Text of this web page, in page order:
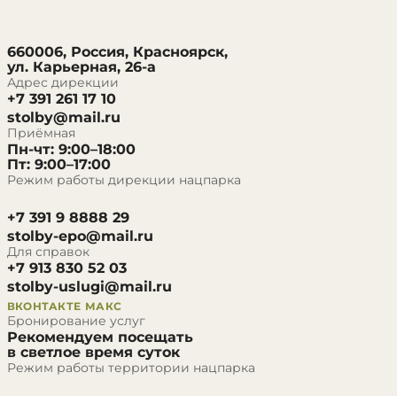
660006, Россия, Красноярск,
ул. Карьерная, 26-а
Адрес дирекции
+7 391 261 17 10
stolby@mail.ru
Приёмная
Пн-чт: 9:00–18:00
Пт: 9:00–17:00
Режим работы дирекции нацпарка
+7 391 9 8888 29
stolby-epo@mail.ru
Для справок
+7 913 830 52 03
stolby-uslugi@mail.ru
ВКОНТАКТЕ МАКС
Бронирование услуг
Рекомендуем посещать
в светлое время суток
Режим работы территории нацпарка